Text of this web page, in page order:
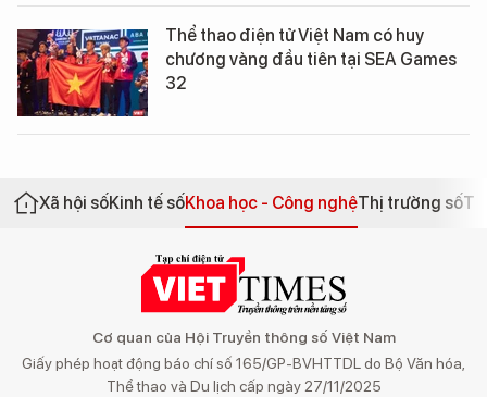
Thể thao điện tử Việt Nam có huy
chương vàng đầu tiên tại SEA Games
32
Xã hội sốKinh tế sốKhoa học - Công nghệThị trường số
Cơ quan của Hội Truyền thông số Việt Nam
Giấy phép hoạt động báo chí số 165/GP-BVHTTDL do Bộ Văn hóa,
Thể thao và Du lịch cấp ngày 27/11/2025